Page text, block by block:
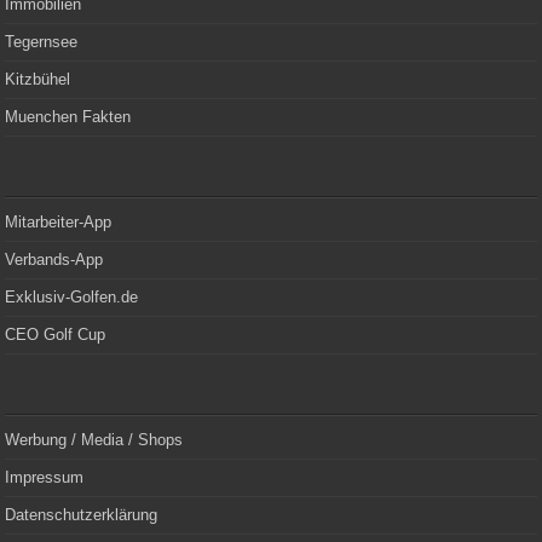
Immobilien
Tegernsee
Kitzbühel
Muenchen Fakten
Mitarbeiter-App
Verbands-App
Exklusiv-Golfen.de
CEO Golf Cup
Werbung / Media / Shops
Impressum
Datenschutzerklärung